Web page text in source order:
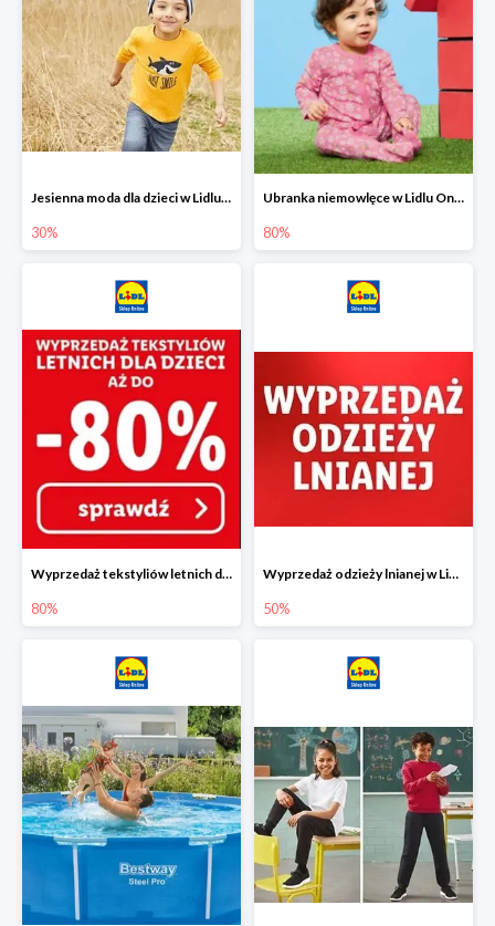
Jesienna moda dla dzieci w Lidlu Online do -30%
30%
Ubranka niemowlęce w Lidlu Online do -80%
80%
Wyprzedaż tekstyliów letnich dla dzieci w Lidlu Online do -80%
80%
Wyprzedaż odzieży lnianej w Lidlu Online do -50%
50%